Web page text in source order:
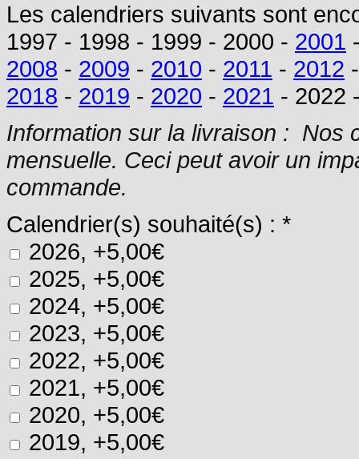
Les calendriers suivants sont
1997 - 1998 - 1999 - 2000 - 2001
2008 - 2009 - 2010 - 2011 - 2012
2018 - 2019 - 2020 - 2021 - 2022
Information sur la livraison : Nos
mensuelle. Ceci peut avoir un
commande.
Calendrier(s) souhaité(s) : *
2026, +5,00€
2025, +5,00€
2024, +5,00€
2023, +5,00€
2022, +5,00€
2021, +5,00€
2020, +5,00€
2019, +5,00€